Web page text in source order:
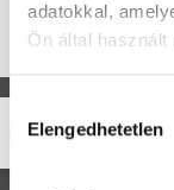
adatokkal,
Ön által
kiválasztása
Elengedhetetlen